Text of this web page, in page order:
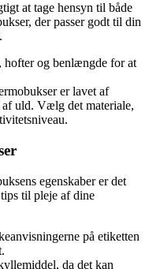
at tage hensyn til både
der passer godt til din
hofter og benlængde for at
er lavet af
af uld. Vælg det materiale,
egenskaber er det
til pleje af dine
på etiketten
da det kan